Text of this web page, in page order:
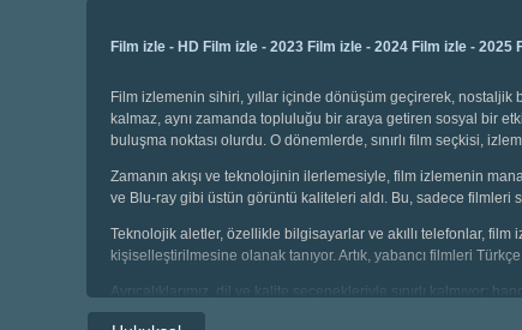
Film izle - HD Film izle - 2023 Film izle - 2024 Film izle - 2025
Film izlemenin sihiri, yıllar içinde dönüşüm geçirerek, nostaljik
kalmaz, aynı zamanda topluluğu bir araya getiren sosyal bir
buluşma noktası olurdu. O dönemlerde, sınırlı film seçkisi,
Zamanın akışı ve teknolojinin ilerlemesiyle, film izlemenin
ve Blu-ray gibi üstün görüntü kaliteleri aldı. Bu, sadece filmleri
Teknolojik aletler, özellikle bilgisayarlar ve akıllı telefonlar, film
kişiselleştirilmesine olanak tanıyor. Artık, yabancı filmleri
Ayrıcalıklarımız, dil ve kalite seçenekleriyle sınırlı
seçebiliyor, geniş kategoriler arasında gezinebiliyoruz.